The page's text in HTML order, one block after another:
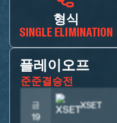
형식
SINGLE ELIMINATION
플레이오프
준준결승전
금
19
XSET